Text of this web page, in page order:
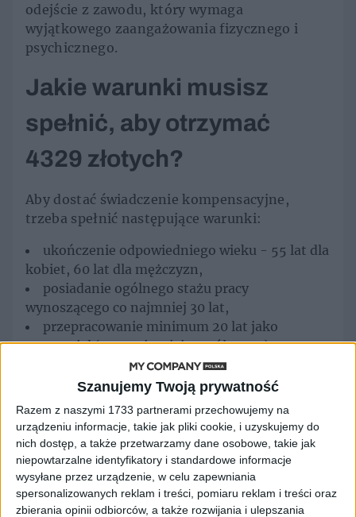
Szanujemy Twoją prywatność
Razem z naszymi 1733 partnerami przechowujemy na
urządzeniu informacje, takie jak pliki cookie, i uzyskujemy do
nich dostęp, a także przetwarzamy dane osobowe, takie jak
niepowtarzalne identyfikatory i standardowe informacje
wysyłane przez urządzenie, w celu zapewniania
spersonalizowanych reklam i treści, pomiaru reklam i treści oraz
zbierania opinii odbiorców, a także rozwijania i ulepszania
odejście z zawodu, który wymaga
wyjątkowego zaangażowania fizycznego i
psychicznego.
Jakie warunki musisz
spełnić, aby otrzymać
4329 złotych?
Aby dostać świadczenie kompensacyjne,
trzeba spełnić następujące warunki:
ukończenie odpowiedniego wieku - 55 lat dla
kobiet, 60 lat dla mężczyzn,
posiadanie ogólnego stażu pracy
wynoszącego co najmniej 30 lat,
przepracowanie minimum 20 lat jako
nauczyciel (przynajmniej na pół etatu),
zatrudnienie w uprawnionych placówkach
oświatowych.
Ile wynosi świadczenie
kompensacyjne w 2025
roku?